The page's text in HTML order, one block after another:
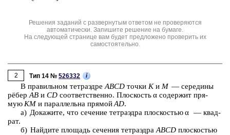
Решения заданий с развернутым ответом не проверяются
автоматически. Запишите решение на бумаге.
На следующей странице вам будет предложено проверить их
самостоятельно.
2 Тип 14 № 526332 i
В пра­виль­ном тет­ра­эд­ре ABCD точки Kи M — се­ре­ди­ны
рёбер AB и CD со­от­вет­ствен­но. Плос­кость α со­дер­жит пря­
мую KM и па­рал­лель­на пря­мойAD.
а) До­ка­жи­те, что се­че­ние тет­ра­эд­ра плос­ко­стью α — квад­
рат.
б) Най­ди­те пло­щадь се­че­ния тет­ра­эд­ра ABCD плос­ко­стью